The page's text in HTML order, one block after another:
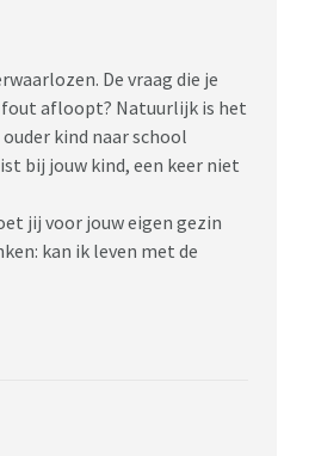
De vraag die je
afloopt? Natuurlijk is het
kind naar school
bij jouw kind, een keer niet
jij voor jouw eigen gezin
kan ik leven met de